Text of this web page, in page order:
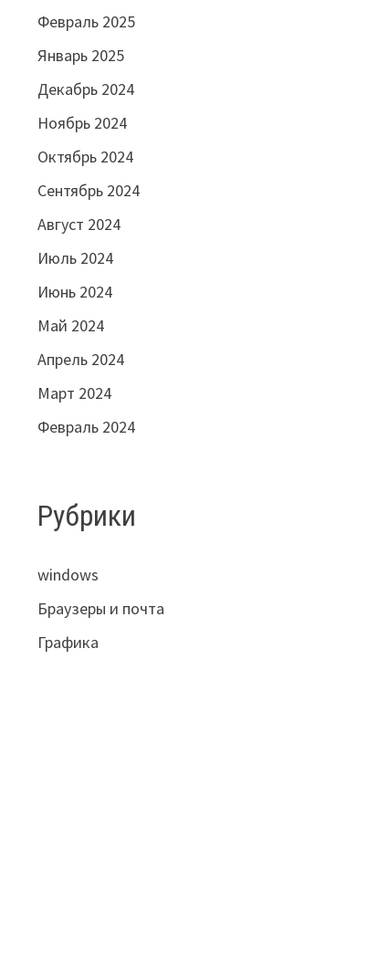
Февраль 2025
Январь 2025
Декабрь 2024
Ноябрь 2024
Октябрь 2024
Сентябрь 2024
Август 2024
Июль 2024
Июнь 2024
Май 2024
Апрель 2024
Март 2024
Февраль 2024
Рубрики
windows
Браузеры и почта
Графика